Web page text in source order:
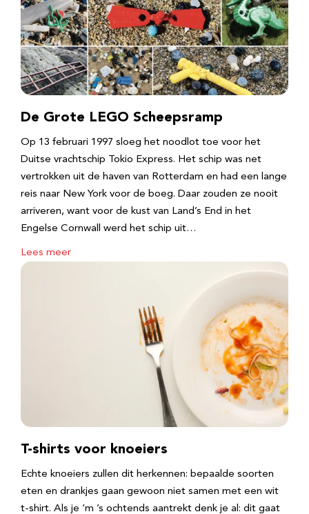
De Grote LEGO Scheepsramp
Op 13 februari 1997 sloeg het noodlot toe voor het
Duitse vrachtschip Tokio Express. Het schip was net
vertrokken uit de haven van Rotterdam en had een lange
reis naar New York voor de boeg. Daar zouden ze nooit
arriveren, want voor de kust van Land’s End in het
Engelse Cornwall werd het schip uit…
Lees meer
T-shirts voor knoeiers
Echte knoeiers zullen dit herkennen: bepaalde soorten
eten en drankjes gaan gewoon niet samen met een wit
t-shirt. Als je ‘m ’s ochtends aantrekt denk je al: dit gaat